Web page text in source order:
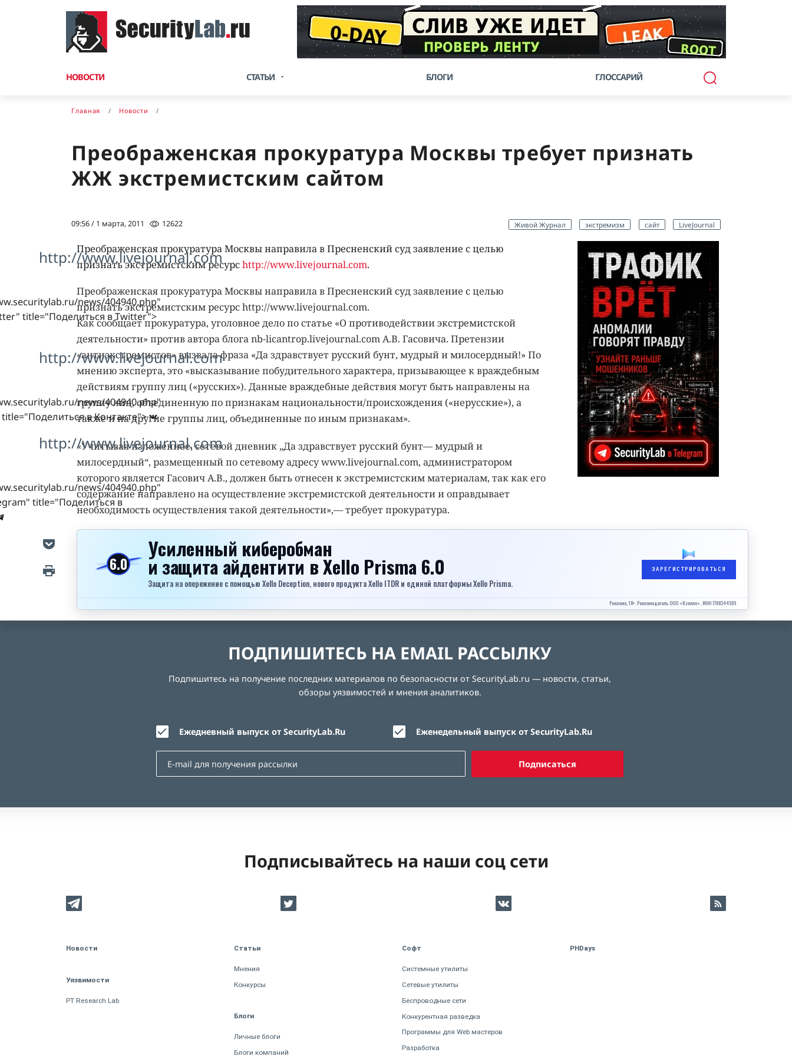
НОВОСТИ СТАТЬИ БЛОГИ ГЛОССАРИЙ
Главная Новости
Преображенская прокуратура Москвы требует признать
ЖЖ экстремистским сайтом
09:56 / 1 марта, 2011 12622 Живой Журнал экстремизм сайт LiveJournal
Преображенская прокуратура Москвы направила в Пресненский суд заявление с целью
признать экстремистским ресурсhttp://www.livejournal.com.
Преображенская прокуратура Москвы направила в Пресненский суд заявление с целью
признать экстремистским ресурс http://www.livejournal.com.
Как сообщает прокуратура, уголовное дело по статье «О противодействии экстремистской
деятельности» против автора блога nb-licantrop.livejournal.com А.В. Гасовича. Претензии
«антиэкстремистов» вызвала фраза «Да здравствует русский бунт, мудрый и милосердный!» По
мнению эксперта, это «высказывание побудительного характера, призывающее к враждебным
действиям группу лиц («русских»). Данные враждебные действия могут быть направлены на
группу лиц, объединенную по признакам национальности/происхождения («нерусские»), а
также и на другие группы лиц, объединенные по иным признакам».
«Учитывая изложенное, сетевой дневник „Да здравствует русский бунт— мудрый и
милосердный“, размещенный по сетевому адресу www.livejournal.com, администратором
которого является Гасович А.В., должен быть отнесен к экстремистским материалам, так как его
содержание направлено на осуществление экстремистской деятельности и оправдывает
необходимость осуществления такой деятельности»,— требует прокуратура.
6.0
Усиленный киберобман
и защита айдентити в Xello Prisma 6.0
Защита на опережение с помощью Xello Deception, нового продукта Xello ITDR и единой платформы Xello Prisma.
ЗАРЕГИСТРИРОВАТЬСЯ
Реклама, 18+. Рекламодатель ООО «Кселло», ИНН 7708344509
http://www.livejournal.com
news/404940.php"
title="Поделиться в Twitter">
http://www.livejournal.com
news/404940.php"
в Контакте">
http://www.livejournal.com
news/404940.php"
title="Поделиться в
ПОДПИШИТЕСЬ НА EMAIL РАССЫЛКУ
Подпишитесь на получение последних материалов по безопасности от SecurityLab.ru — новости, статьи,
обзоры уязвимостей и мнения аналитиков.
Ежедневный выпуск от SecurityLab.Ru Еженедельный выпуск от SecurityLab.Ru
Подписаться
Подписывайтесь на наши соц сети
Новости
Уязвимости
PT Research Lab
Статьи
Мнения
Конкурсы
Блоги
Личные блоги
Блоги компаний
Софт
Системные утилиты
Сетевые утилиты
Беспроводные сети
Конкурентная разведка
Программы для Web мастеров
Разработка
PHDays